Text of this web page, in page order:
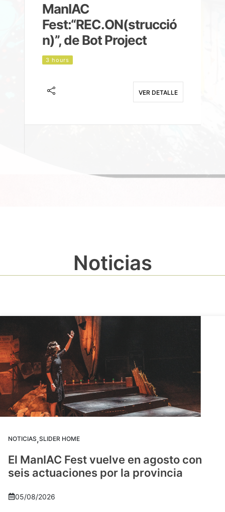
ManIAC
Fest:“REC.ON(strucció
n)”, de Bot Project
3 hours
VER DETALLE
Noticias
NOTICIAS,SLIDER HOME
El ManIAC Fest vuelve en agosto con
seis actuaciones por la provincia
05/08/2026